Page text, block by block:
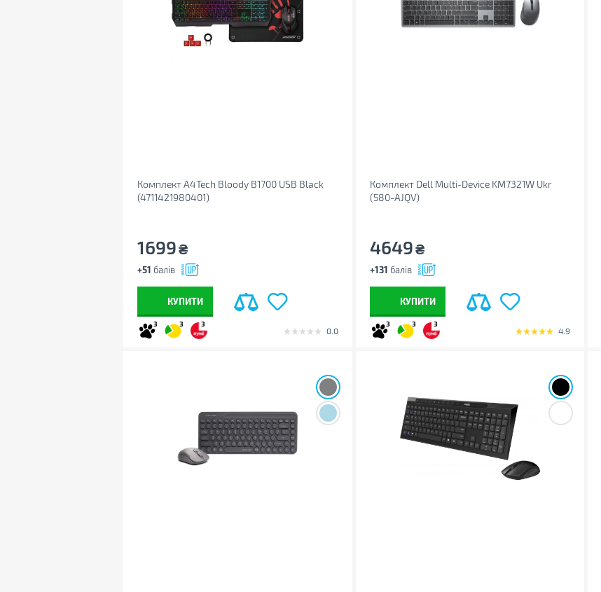
Комплект A4Tech Bloody B1700 USB Black
(4711421980401)
1699₴
+51 балів
КУПИТИ
3 3 3
0.0
Комплект Dell Multi-Device KM7321W Ukr
(580-AJQV)
4649₴
+131 балів
КУПИТИ
3 3 3
4.9